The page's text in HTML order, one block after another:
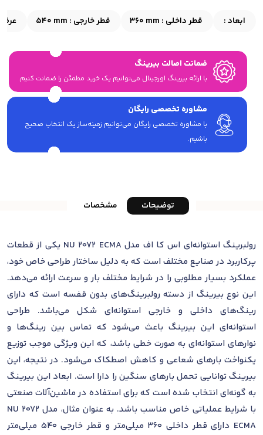
ابعاد : قطر داخلی : 360 mm قطر خارجی : 540 mm
ضمانت اصالت بیرینگ
با ارائه بیرینگ اورجینال می‎‌توانیم یک خرید مطمئن را ضمانت کنیم.
مشاوره تخصصی رایگان
با مشاوره تخصصی رایگان می‌توانیم زمینه‌ساز یک انتخاب صحیح
باشیم.
توضیحات مشخصات
رولبرینگ استوانه‌ای اس کا اف مدل NU 2072 ECMA یکی از قطعات
پرکاربرد در صنایع مختلف است که به دلیل ساختار طراحی خاص خود،
عملکرد بسیار مطلوبی را در شرایط مختلف بار و سرعت ارائه می‌دهد.
این نوع بیرینگ از دسته رولبرینگ‌های بدون قفسه است که دارای
رینگ‌های داخلی و خارجی استوانه‌ای شکل می‌باشد. طراحی
استوانه‌ای این بیرینگ باعث می‌شود که تماس بین رینگ‌ها و
نوارهای استوانه‌ای به صورت خطی باشد، که این ویژگی موجب توزیع
یکنواخت بارهای شعاعی و کاهش اصطکاک می‌شود. در نتیجه، این
بیرینگ توانایی تحمل بارهای سنگین را دارا است. ابعاد این بیرینگ
به گونه‌ای انتخاب شده است که برای استفاده در ماشین‌آلات صنعتی
با شرایط عملیاتی خاص مناسب باشد. به عنوان مثال، مدل NU 2072
ECMA دارای قطر داخلی 360 میلی‌متر و قطر خارجی 540 میلی‌متر